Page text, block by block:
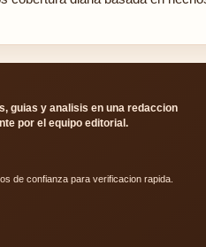
guias y analisis en una redaccion
por el equipo editorial.
de confianza para verificacion rapida.